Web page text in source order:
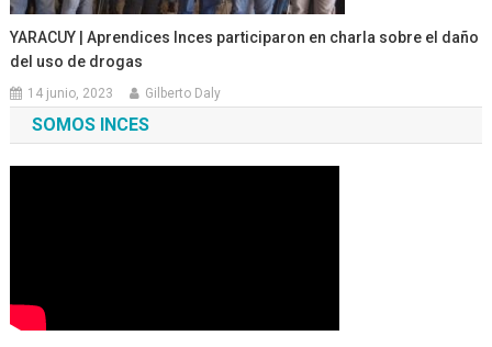
YARACUY | Aprendices Inces participaron en charla sobre el daño
del uso de drogas
14 junio, 2023 Gilberto Daly
SOMOS INCES